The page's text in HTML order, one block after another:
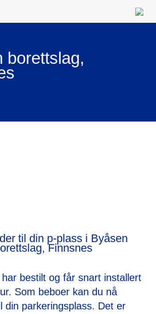
borettslag,
til din p-plass i Byåsen
Finnsnes
bestilt og får snart installert
Som beboer kan du nå
din parkeringsplass. Det er